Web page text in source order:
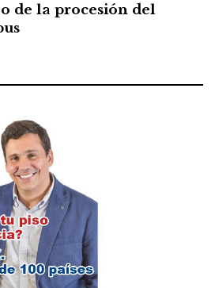
de la procesión del